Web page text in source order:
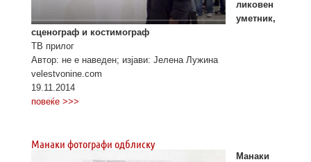
ликовен
уметник,
сценограф и костимограф
ТВ прилог
Автор: не е наведен; изјави: Јелена Лужина
velestvonine.com
19.11.2014
повеќе >>>
Манаки фотографи одблиску
Манаки